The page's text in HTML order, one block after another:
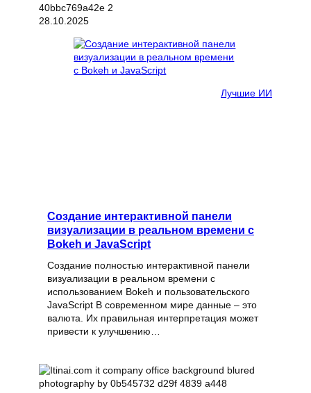
28.10.2025
Лучшие ИИ
Создание интерактивной панели
визуализации в реальном времени с
Bokeh и JavaScript
Создание полностью интерактивной панели
визуализации в реальном времени с
использованием Bokeh и пользовательского
JavaScript В современном мире данные – это
валюта. Их правильная интерпретация может
привести к улучшению…